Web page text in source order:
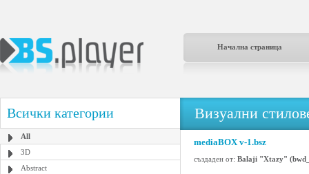
Начална страница
Всички категории
All
3D
Abstract
Визуални
mediaBOX v-1.bsz
създаден от: Balaji "Xtazy"